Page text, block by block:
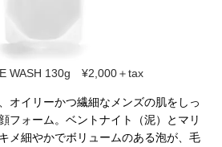
WASH 130g ¥2,000＋tax
オイリーかつ繊細なメンズの肌をしっ
フォーム。ベントナイト（泥）とマリ
メ細やかでボリュームのある泡が、毛